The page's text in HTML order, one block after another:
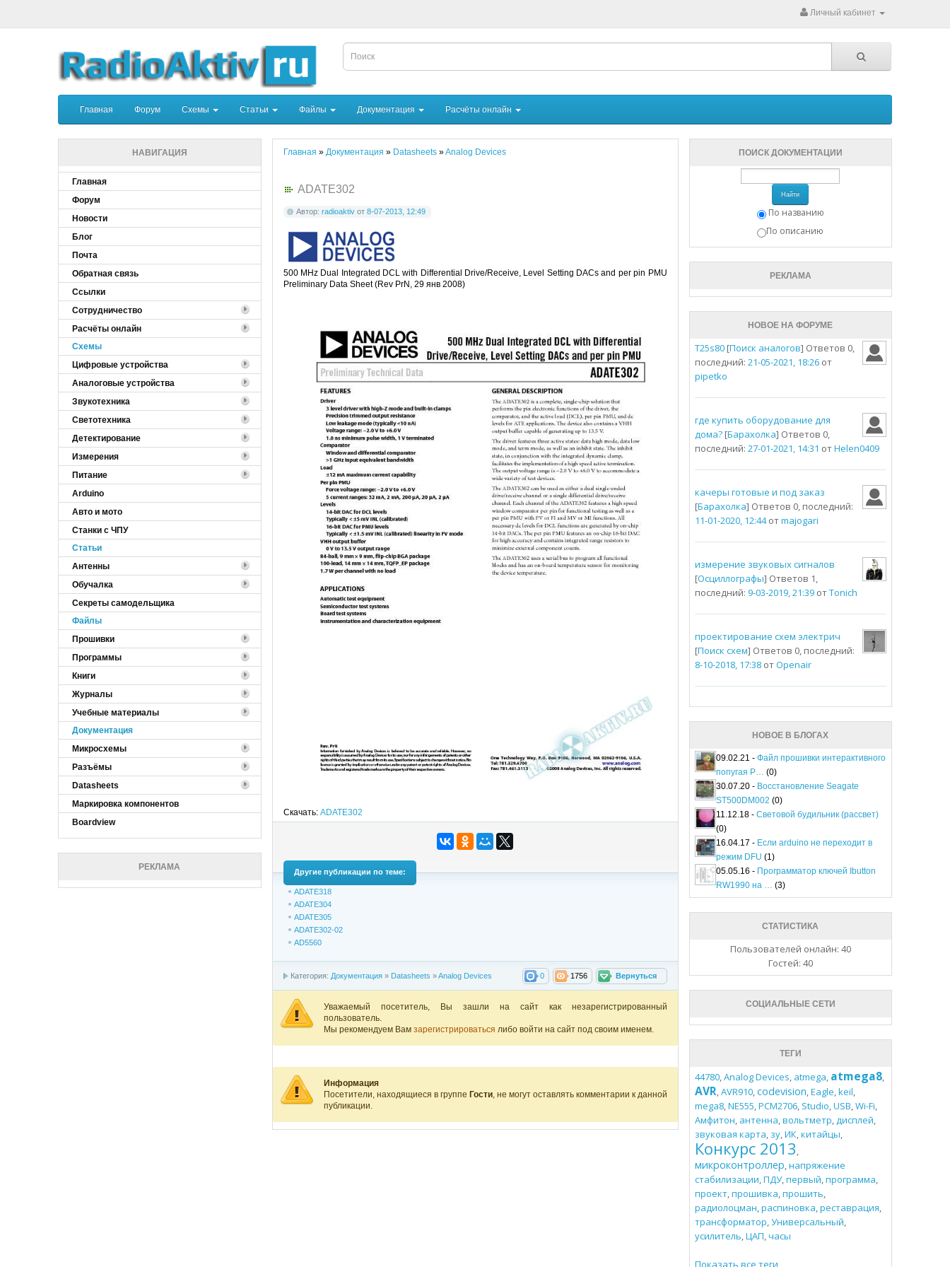
Личный кабинет
Главная Форум Схемы Статьи Файлы Документация Расчёты онлайн
НАВИГАЦИЯ
Главная
Форум
Новости
Блог
Почта
Обратная связь
Ссылки
Сотрудничество
Расчёты онлайн
Cхемы
Цифровые устройства
Аналоговые устройства
Звукотехника
Светотехника
Детектирование
Измерения
Питание
Arduino
Авто и мото
Станки с ЧПУ
Статьи
Антенны
Обучалка
Секреты самодельщика
Файлы
Прошивки
Программы
Книги
Журналы
Учебные материалы
Документация
Микросхемы
Разъёмы
Datasheets
Маркировка компонентов
Boardview
РЕКЛАМА
Главная » Документация » Datasheets»Analog Devices
ADATE302
Автор: radioaktivот 8-07-2013, 12:49
500 MHz Dual Integrated DCL with Differential Drive/Receive, Level Setting DACs and per pin PMU
Preliminary Data Sheet (Rev PrN, 29 янв 2008)
Скачать: ADATE302
Другие публикации по теме:
ADATE318
ADATE304
ADATE305
ADATE302-02
AD5560
Вернуться
1756
0
Категория: Документация» Datasheets »Analog Devices
Уважаемый посетитель, Вы зашли на сайт как незарегистрированный
пользователь.
Мы рекомендуем Вам зарегистрироваться либо войти на сайт под своим именем.
Информация
Посетители, находящиеся в группе Гости, не могут оставлять комментарии к данной
публикации.
ПОИСК ДОКУМЕНТАЦИИ
Найти
По названию
По описанию
РЕКЛАМА
НОВОЕ НА ФОРУМЕ
T25s80[Поиск аналогов] Ответов 0,
последний: 21-05-2021, 18:26от
pipetko
где купить оборудование для
дома?[Барахолка] Ответов 0,
последний: 27-01-2021, 14:31 отHelen0409
качеры готовые и под заказ
[Барахолка] Ответов 0, последний:
11-01-2020, 12:44отmajogari
измерение звуковых сигналов
[Осциллографы] Ответов 1,
последний: 9-03-2019, 21:39отTonich
проектирование схем электрич
[Поиск схем] Ответов 0, последний:
8-10-2018, 17:38отOpenair
НОВОЕ В БЛОГАХ
09.02.21 - Файл прошивки интерактивного
попугая P… (0)
30.07.20 - Восстановление Seagate
ST500DM002 (0)
11.12.18 - Световой будильник (рассвет)
(0)
16.04.17 - Если arduino не переходит в
режим DFU (1)
05.05.16 - Программатор ключей Ibutton
RW1990 на … (3)
СТАТИСТИКА
Пользователей онлайн: 40
Гостей: 40
СОЦИАЛЬНЫЕ СЕТИ
ТЕГИ
44780,Analog Devices, atmega, atmega8,
AVR,AVR910,codevision,Eagle,keil,
mega8,NE555,PCM2706, Studio,USB,Wi-Fi,
Амфитон, антенна,вольтметр,дисплей,
звуковая карта, зу,ИК,китайцы,
Конкурс 2013,
микроконтроллер,напряжение
стабилизации,ПДУ,первый,программа,
проект,прошивка,прошить,
радиолоцман,распиновка,реставрация,
трансформатор,Универсальный,
усилитель,ЦАП,часы